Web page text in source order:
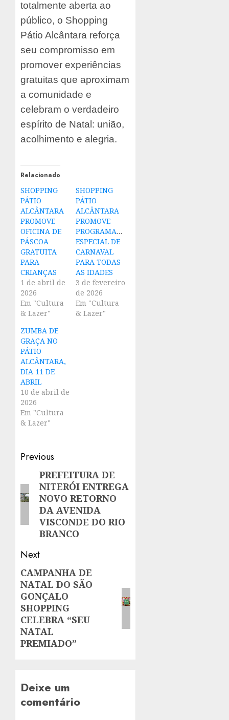
totalmente aberta ao
público, o Shopping
Pátio Alcântara reforça
seu compromisso em
promover experiências
gratuitas que aproximam
a comunidade e
celebram o verdadeiro
espírito de Natal: união,
acolhimento e alegria.
Relacionado
SHOPPING
PÁTIO
ALCÂNTARA
PROMOVE
OFICINA DE
PÁSCOA
GRATUITA
PARA
CRIANÇAS
1 de abril de
2026
Em "Cultura
& Lazer"
SHOPPING
PÁTIO
ALCÂNTARA
PROMOVE
PROGRAMAÇÃO
ESPECIAL DE
CARNAVAL
PARA TODAS
AS IDADES
3 de fevereiro
de 2026
Em "Cultura
& Lazer"
ZUMBA DE
GRAÇA NO
PÁTIO
ALCÂNTARA,
DIA 11 DE
ABRIL
10 de abril de
2026
Em "Cultura
& Lazer"
Post
navigation
Previous
Previous
post:
PREFEITURA DE
NITERÓI ENTREGA
NOVO RETORNO
DA AVENIDA
VISCONDE DO RIO
BRANCO
Next
Next
post:
CAMPANHA DE
NATAL DO SÃO
GONÇALO
SHOPPING
CELEBRA “SEU
NATAL
PREMIADO”
Deixe um
comentário